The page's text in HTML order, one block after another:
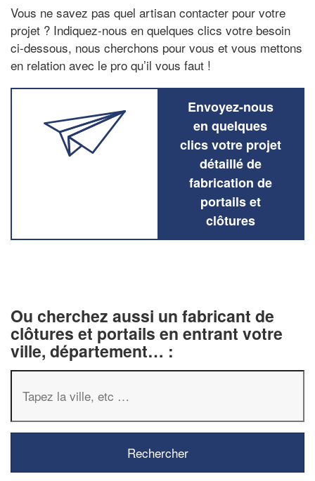
Vous ne savez pas quel artisan contacter pour votre
projet ? Indiquez-nous en quelques clics votre besoin
ci-dessous, nous cherchons pour vous et vous mettons
en relation avec le pro qu’il vous faut !
Envoyez-nous
en quelques
clics votre projet
détaillé de
fabrication de
portails et
clôtures
Ou cherchez aussi un fabricant de
clôtures et portails en entrant votre
ville, département… :